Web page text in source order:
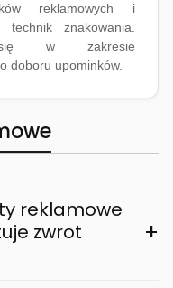
reklamowych i
technik znakowania.
w zakresie
doboru upominków.
reklamowe
zwrot
+